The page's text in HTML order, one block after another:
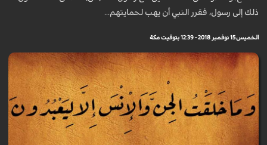
ذلك إلى رسول، فقرر النبي أن يهب لحمايتهم...
الخميس 15 نوفمبر 2018 - 12:39 بتوقيت مكة